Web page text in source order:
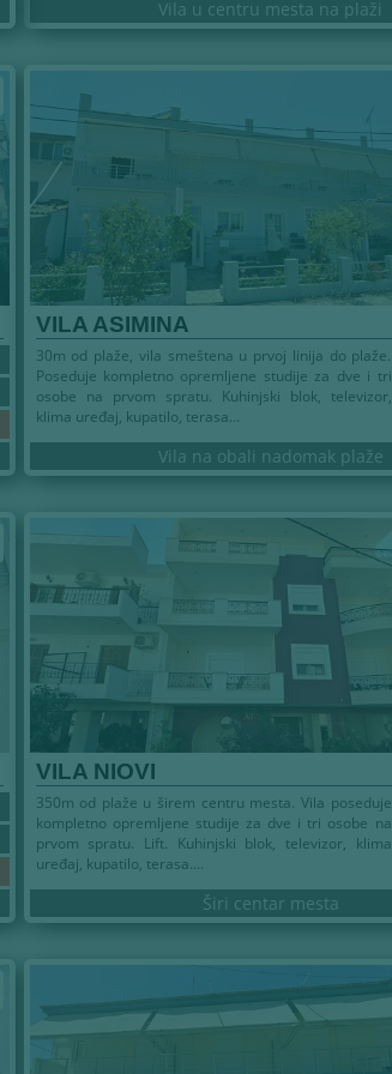
Vila u centru mesta na plaži
VILA ASIMINA
30m od plaže, vila smeštena u prvoj linija do plaže.
Poseduje kompletno opremljene studije za dve i tri
osobe na prvom spratu. Kuhinjski blok, televizor,
klima uređaj, kupatilo, terasa...
Vila na obali nadomak plaže
VILA NIOVI
350m od plaže u širem centru mesta. Vila poseduje
kompletno opremljene studije za dve i tri osobe na
prvom spratu. Lift. Kuhinjski blok, televizor, klima
uređaj, kupatilo, terasa....
Širi centar mesta